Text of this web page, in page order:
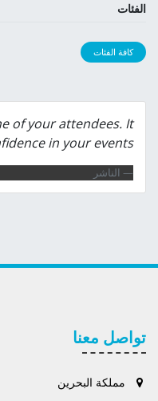
الفئات
كافة الفئات
of your attendees. It
in your events.
الناشر
تواصل معنا
مملكة البحرين